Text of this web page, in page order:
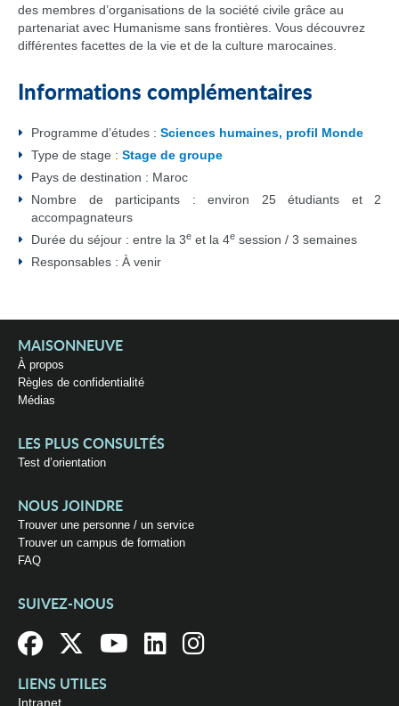
des membres d’organisations de la société civile grâce au
partenariat avec Humanisme sans frontières. Vous découvrez
différentes facettes de la vie et de la culture marocaines.
Informations complémentaires
Programme d’études : Sciences humaines, profil Monde
Type de stage : Stage de groupe
Pays de destination : Maroc
Nombre de participants : environ 25 étudiants et 2
accompagnateurs
Durée du séjour : entre la 3e et la 4e session / 3 semaines
Responsables : À venir
MAISONNEUVE
À propos
Règles de confidentialité
Médias
LES PLUS CONSULTÉS
Test d’orientation
NOUS JOINDRE
Trouver une personne / un service
Trouver un campus de formation
FAQ
SUIVEZ-NOUS
LIENS UTILES
Intranet